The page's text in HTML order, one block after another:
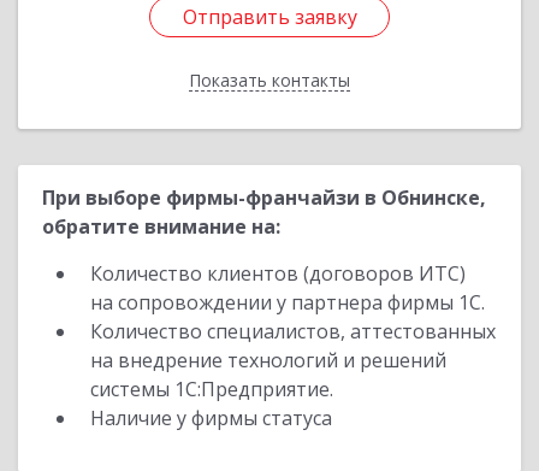
Отправить заявку
Показать контакты
Отправить заявку
Назад
При выборе фирмы-франчайзи в Обнинске,
обратите внимание на:
Количество клиентов (договоров ИТС)
на сопровождении у партнера фирмы 1С.
Количество специалистов, аттестованных
на внедрение технологий и решений
системы 1С:Предприятие.
Наличие у фирмы статуса